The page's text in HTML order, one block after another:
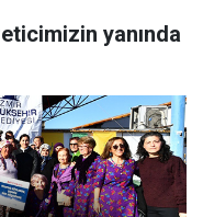
yanında